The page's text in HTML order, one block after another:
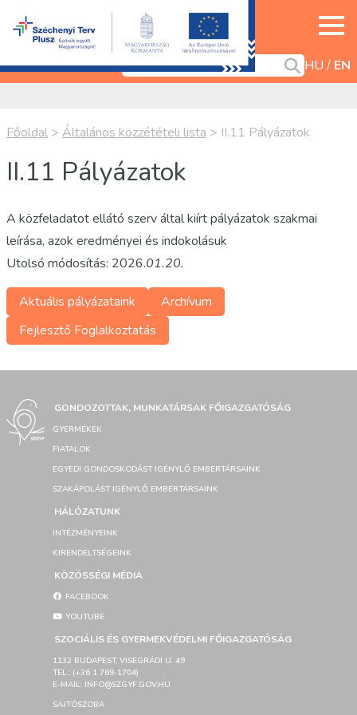
HU EN
Főoldal > Általános közzétételi lista > II.11 Pályázatok
II.11 Pályázatok
A közfeladatot ellátó szerv által kiírt pályázatok szakmai
leírása, azok eredményei és indokolásuk
Utolsó módosítás: 2026.01.20.
Aktuális pályázataink
Archívum
Fejlesztő Foglalkoztatás
GONDOZOTTAK, MUNKATÁRSAK FŐIGAZGATÓSÁG
GYERMEKEK
FIATALOK
EGYEDI GONDOSKODÁST IGÉNYLŐ EMBERTÁRSAINK
SZAKÁPOLÁST IGÉNYLŐ EMBERTÁRSAINK
HÁLÓZATUNK
INTÉZMÉNYEINK
KIRENDELTSÉGEINK
KÖZÖSSÉGI MÉDIA
FACEBOOK
YOUTUBE
SZOCIÁLIS ÉS GYERMEKVÉDELMI FŐIGAZGATÓSÁG
1132 BUDAPEST, VISEGRÁDI U. 49
TEL.: (+36 1 769-1704)
E-MAIL: INFO@SZGYF.GOV.HU
SAJTÓSZOBA